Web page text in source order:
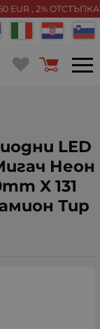
, 2%
LED
Неон
X 131
Тир